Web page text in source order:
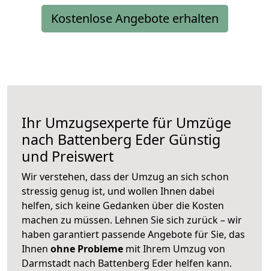
Kostenlose Angebote erhalten
Ihr Umzugsexperte für Umzüge
nach Battenberg Eder Günstig
und Preiswert
Wir verstehen, dass der Umzug an sich schon
stressig genug ist, und wollen Ihnen dabei
helfen, sich keine Gedanken über die Kosten
machen zu müssen. Lehnen Sie sich zurück – wir
haben garantiert passende Angebote für Sie, das
Ihnen ohne Probleme mit Ihrem Umzug von
Darmstadt nach Battenberg Eder helfen kann.